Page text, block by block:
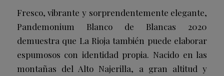
Fresco, vibrante y sorprendentemente elegante,
Pandemonium Blanco de Blancas 2020
demuestra que La Rioja también puede elaborar
espumosos con identidad propia. Nacido en las
montañas del Alto Najerilla, a gran altitud y